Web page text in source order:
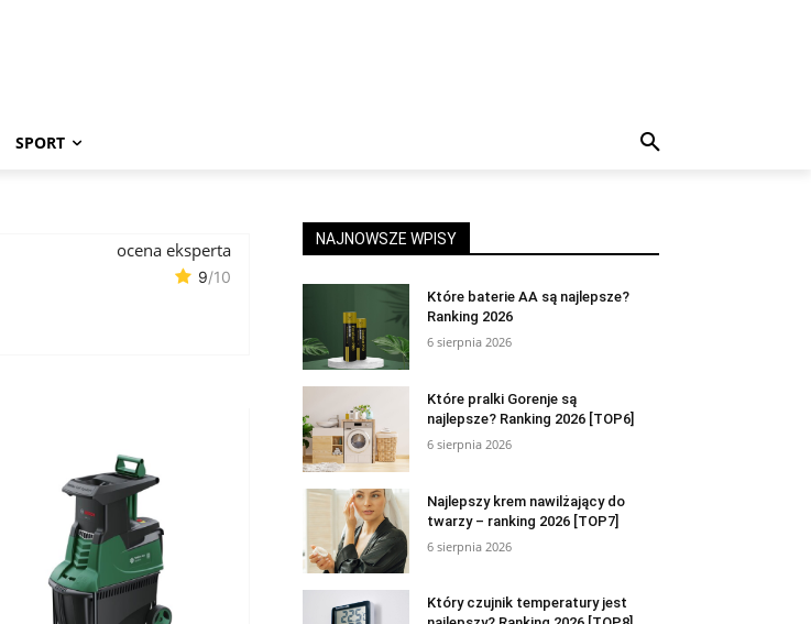
SPORT
ocena eksperta
9/10
NAJNOWSZE WPISY
Które baterie AA są najlepsze?
Ranking 2026
6 sierpnia 2026
Które pralki Gorenje są
najlepsze? Ranking 2026 [TOP6]
6 sierpnia 2026
Najlepszy krem nawilżający do
twarzy – ranking 2026 [TOP7]
6 sierpnia 2026
Który czujnik temperatury jest